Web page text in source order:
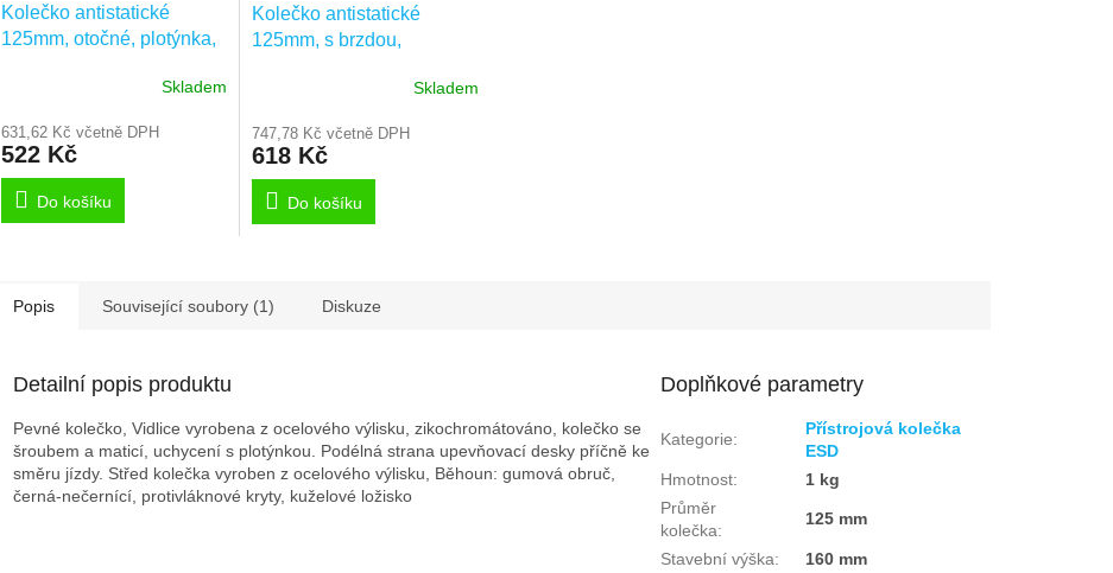
Kolečko antistatické
125mm, otočné, plotýnka,
Skladem
631,62 Kč včetně DPH
522 Kč
Do košíku
Kolečko antistatické
125mm, s brzdou,
Skladem
747,78 Kč včetně DPH
618 Kč
Do košíku
Popis Související soubory (1) Diskuze
Detailní popis produktu
Pevné kolečko, Vidlice vyrobena z ocelového výlisku, zikochromátováno, kolečko se
šroubem a maticí, uchycení s plotýnkou. Podélná strana upevňovací desky příčně ke
směru jízdy. Střed kolečka vyroben z ocelového výlisku, Běhoun: gumová obruč,
černá-nečernící, protivláknové kryty, kuželové ložisko
Doplňkové parametry
Kategorie:
Přístrojová kolečka
ESD
Hmotnost:
1 kg
Průměr
kolečka:
125 mm
Stavební výška:
160 mm